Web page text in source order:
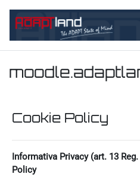
Cookie Policy
Informativa Privacy (art. 13
Policy